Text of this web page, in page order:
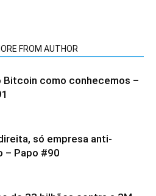
FROM AUTHOR
Bitcoin como conhecemos –
só empresa anti-
– Papo #90